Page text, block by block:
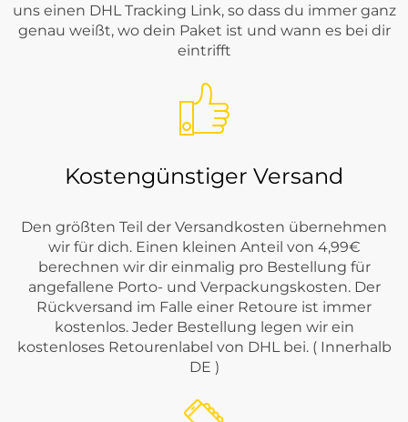
uns einen DHL Tracking Link, so dass du immer ganz
genau weißt, wo dein Paket ist und wann es bei dir
eintrifft
Kostengünstiger Versand
Den größten Teil der Versandkosten übernehmen
wir für dich. Einen kleinen Anteil von 4,99€
berechnen wir dir einmalig pro Bestellung für
angefallene Porto- und Verpackungskosten. Der
Rückversand im Falle einer Retoure ist immer
kostenlos. Jeder Bestellung legen wir ein
kostenloses Retourenlabel von DHL bei. ( Innerhalb
DE )